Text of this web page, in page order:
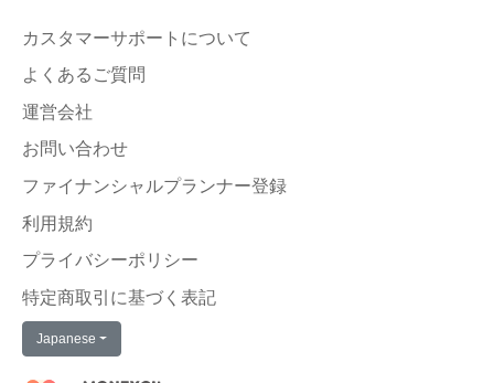
カスタマーサポートについて
よくあるご質問
運営会社
お問い合わせ
ファイナンシャルプランナー登録
利用規約
プライバシーポリシー
特定商取引に基づく表記
Japanese